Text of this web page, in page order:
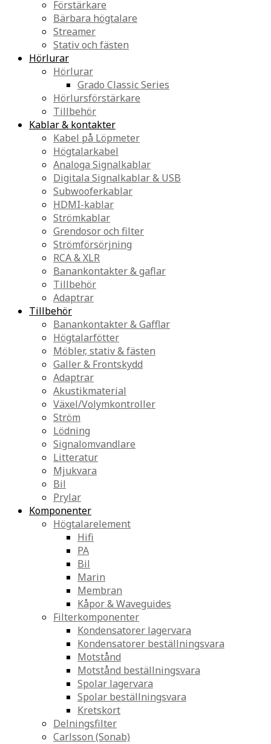
Förstärkare
Bärbara högtalare
Streamer
Stativ och fästen
Hörlurar
Hörlurar
Grado Classic Series
Hörlursförstärkare
Tillbehör
Kablar & kontakter
Kabel på Löpmeter
Högtalarkabel
Analoga Signalkablar
Digitala Signalkablar & USB
Subwooferkablar
HDMI-kablar
Strömkablar
Grendosor och filter
Strömförsörjning
RCA & XLR
Banankontakter & gaflar
Tillbehör
Adaptrar
Tillbehör
Banankontakter & Gafflar
Högtalarfötter
Möbler, stativ & fästen
Galler & Frontskydd
Adaptrar
Akustikmaterial
Växel/Volymkontroller
Ström
Lödning
Signalomvandlare
Litteratur
Mjukvara
Bil
Prylar
Komponenter
Högtalarelement
Hifi
PA
Bil
Marin
Membran
Kåpor & Waveguides
Filterkomponenter
Kondensatorer lagervara
Kondensatorer beställningsvara
Motstånd
Motstånd beställningsvara
Spolar lagervara
Spolar beställningsvara
Kretskort
Delningsfilter
Carlsson (Sonab)